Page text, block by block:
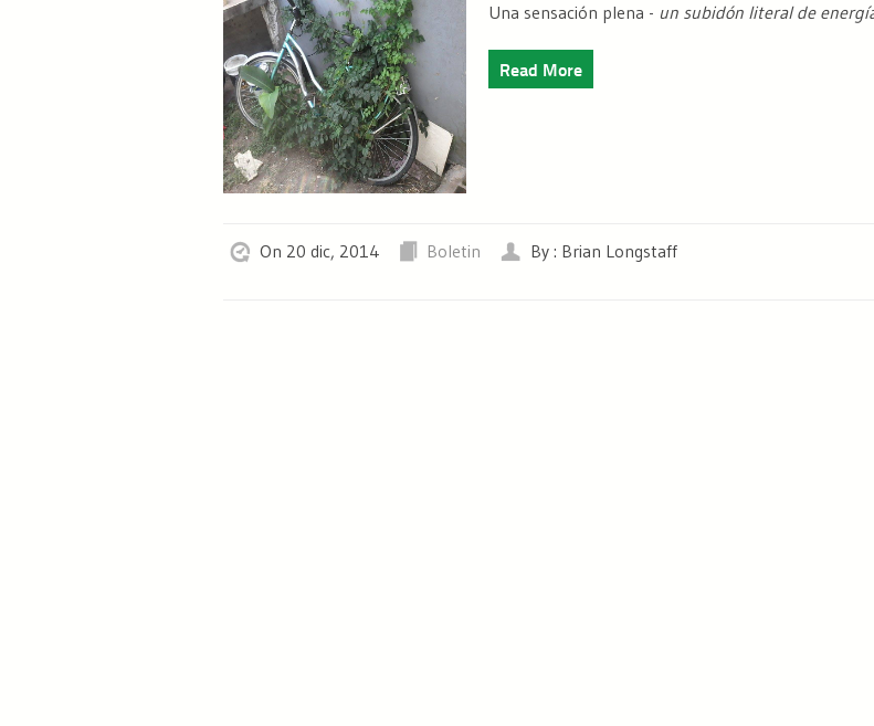
Una sensación plena - un subidón literal de
Read More
On 20 dic, 2014 Boletin By : Brian Longstaff